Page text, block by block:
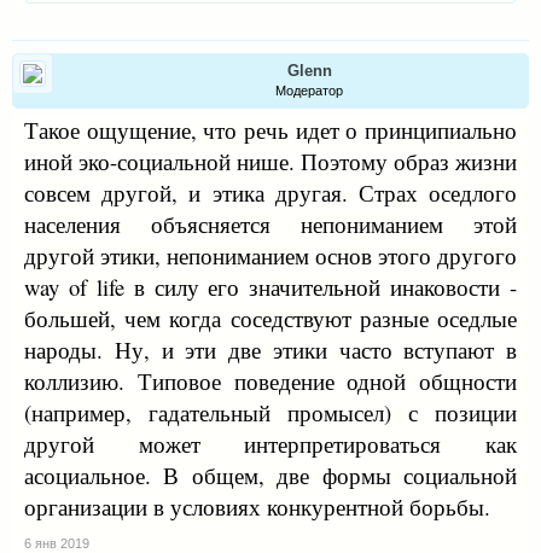
Glenn
Модератор
Такое ощущение, что речь идет о принципиально
иной эко-социальной нише. Поэтому образ жизни
совсем другой, и этика другая. Страх оседлого
населения объясняется непониманием этой
другой этики, непониманием основ этого другого
way of life в силу его значительной инаковости -
большей, чем когда соседствуют разные оседлые
народы. Ну, и эти две этики часто вступают в
коллизию. Типовое поведение одной общности
(например, гадательный промысел) с позиции
другой может интерпретироваться как
асоциальное. В общем, две формы социальной
организации в условиях конкурентной борьбы.
6 янв 2019